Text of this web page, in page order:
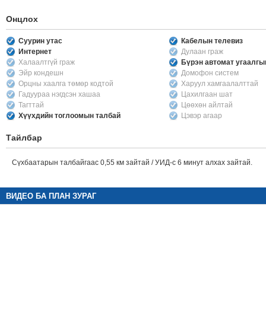
Онцлох
Суурин утас
Кабелын телевиз
Интернет
Дулаан граж
Халаалтгүй граж
Бүрэн автомат
Эйр кондешн
Домофон систем
Орцны хаалга төмөр кодтой
Харуул хамгаалалттай
Гадуураа нэгдсэн хашаа
Цахилгаан шат
Тагттай
Цөөхөн айлтай
Хүүхдийн тоглоомын талбай
Цэвэр агаар
Тайлбар
Сүхбаатарын талбайгаас 0,55 км зайтай / УИД-с 6 минут алхах зайтай.
ВИДЕО БА ПЛАН ЗУРАГ